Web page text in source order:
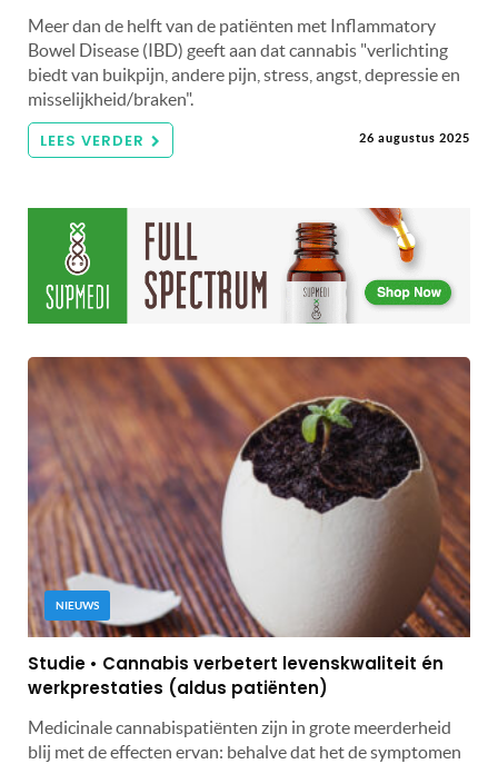
Meer dan de helft van de patiënten met Inflammatory
Bowel Disease (IBD) geeft aan dat cannabis "verlichting
biedt van buikpijn, andere pijn, stress, angst, depressie en
misselijkheid/braken".
LEES VERDER 26 augustus 2025
NIEUWS
Studie • Cannabis verbetert levenskwaliteit én
werkprestaties (aldus patiënten)
Medicinale cannabispatiënten zijn in grote meerderheid
blij met de effecten ervan: behalve dat het de symptomen